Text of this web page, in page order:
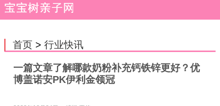
首页> 行业快讯
一篇文章了解哪款奶粉补充钙铁锌更好？优
博盖诺安PK伊利金领冠